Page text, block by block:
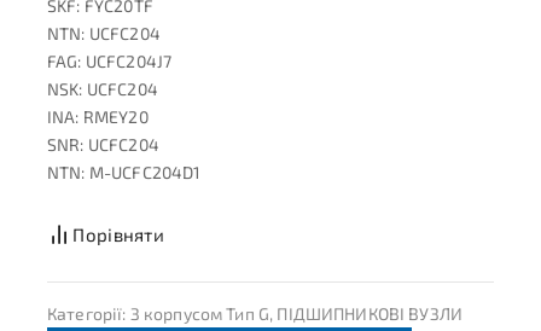
SKF: FYC20TF
NTN: UCFC204
FAG: UCFC204J7
NSK: UCFC204
INA: RMEY20
SNR: UCFC204
NTN: M-UCFC204D1
Порівняти
Категорії: З корпусом Тип G, ПІДШИПНИКОВІ ВУЗЛИ